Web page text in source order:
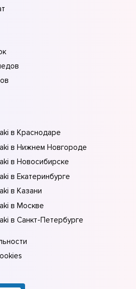
в Краснодаре
в Нижнем Новгороде
в Новосибирске
в Екатеринбурге
в Казани
в Москве
в Санкт-Петербурге